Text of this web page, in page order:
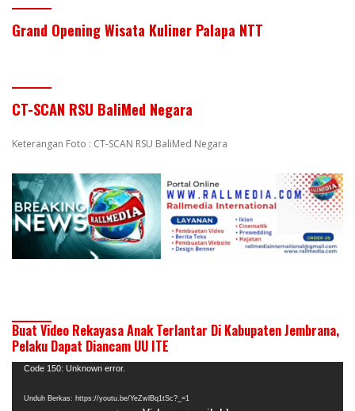
Grand Opening Wisata Kuliner Palapa NTT
CT-SCAN RSU BaliMed Negara
Keterangan Foto : CT-SCAN RSU BaliMed Negara
Buat Video Rekayasa Anak Terlantar Di Kabupaten Jembrana,
Pelaku Dapat Diancam UU ITE
Pemutar
Code 150: Unknown error.
Unduh Berkas: https://youtu.be/YeZwlBq1tSc?_=1